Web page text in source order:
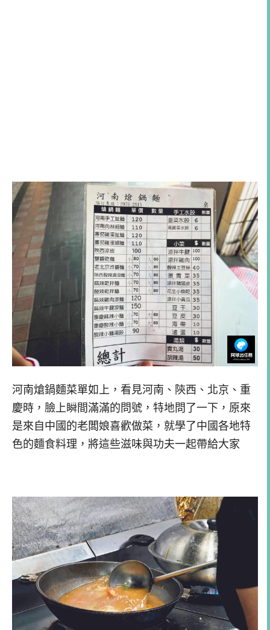
河南熗鍋麵菜單如上，看見河南、陝西、北京、重
慶時，臉上瞬間滿滿的問號，特地問了一下，原來
是來自中國的老闆娘喜歡做菜，就學了中國各地特
色的麵食料理，將這些滋味與功夫一起帶給大家